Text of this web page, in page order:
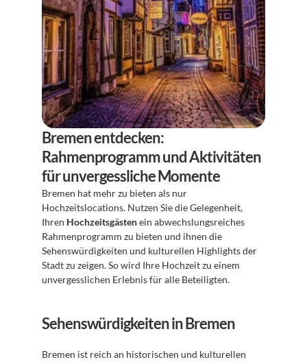
Bremen entdecken:
Rahmenprogramm und Aktivitäten
für unvergessliche Momente
Bremen hat mehr zu bieten als nur
Hochzeitslocations. Nutzen Sie die Gelegenheit,
Ihren Hochzeitsgästen ein abwechslungsreiches
Rahmenprogramm zu bieten und ihnen die
Sehenswürdigkeiten und kulturellen Highlights der
Stadt zu zeigen. So wird Ihre Hochzeit zu einem
unvergesslichen Erlebnis für alle Beteiligten.
Sehenswürdigkeiten in Bremen
Bremen ist reich an historischen und kulturellen